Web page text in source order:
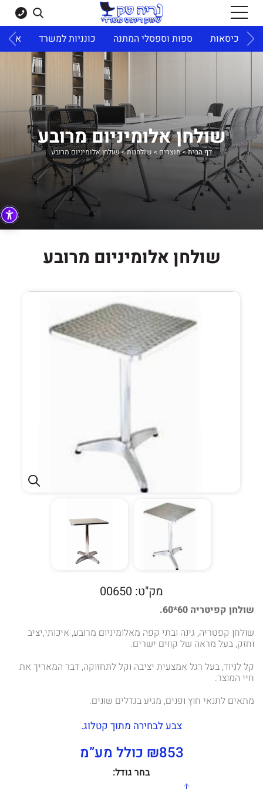
כיסאות ספות וספסלי המתנה כונניות למשרד
שולחן אלומיניום מרובע
דף הבית>מוצרים > שולחנות>שולחן אלומיניום מרובע
שולחן אלומיניום מרובע
מק"ט: 00650
שולחן קפיטריה 60*60.
שולחן קפטריה, גינה ובתי קפה מאלומיניום מרובע, איכותי,יציב
וחזק, בעל מראה של קווים ישרים.
קל לניוד, בעל רגל אמצעית יציבה וקל לתחזוקה, דבר המאריך את
חיי המוצר.
מתאים לתנאי חוץ ופנים, מגיע בגדלים שונים.
צבע לבחירה מתוך קטלוג.
₪853 כולל מע”מ
בחר גודל: